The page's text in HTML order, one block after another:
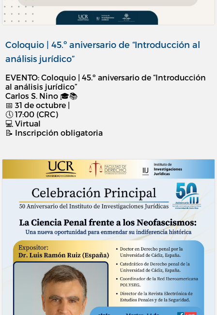
Coloquio | 45.º aniversario de “Introducción al
análisis jurídico”
EVENTO: Coloquio | 45.º aniversario de “Introducción
al análisis jurídico”
Carlos S. Nino 🎓📚
📅 31 de octubre |
🕔 17:00 (CRC)
💻 Virtual
📝 Inscripción obligatoria